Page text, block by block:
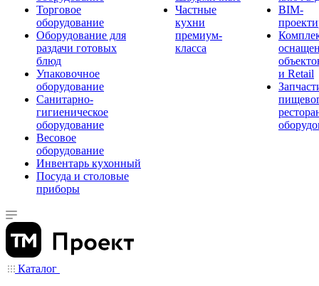
Торговое
оборудование
Оборудование для
раздачи готовых
блюд
Упаковочное
оборудование
Санитарно-
гигиеническое
оборудование
Весовое
оборудование
Инвентарь кухонный
Посуда и столовые
приборы
Частные
кухни
премиум-
класса
BIM-
и Retail
Каталог